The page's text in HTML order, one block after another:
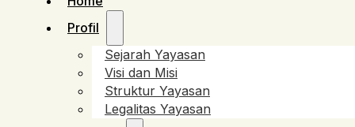
Profil
Sejarah Yayasan
Visi dan Misi
Struktur Yayasan
Legalitas Yayasan